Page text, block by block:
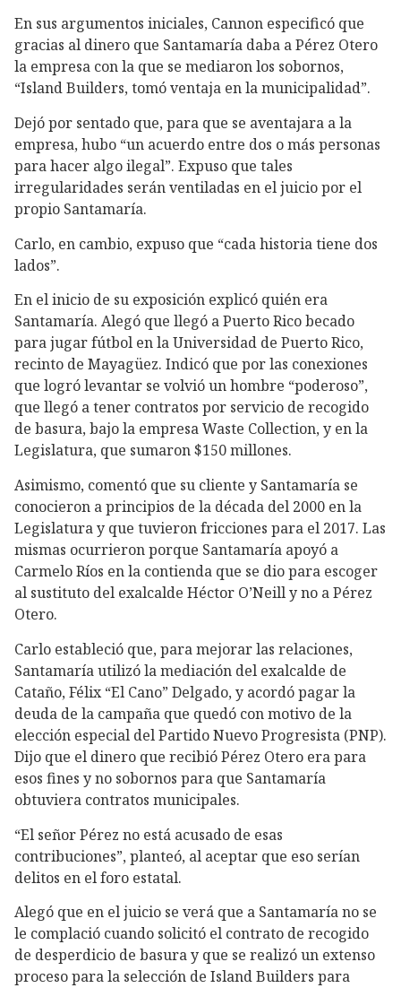
En sus argumentos iniciales, Cannon especificó que
gracias al dinero que Santamaría daba a Pérez Otero
la empresa con la que se mediaron los sobornos,
“Island Builders, tomó ventaja en la municipalidad”.
Dejó por sentado que, para que se aventajara a la
empresa, hubo “un acuerdo entre dos o más personas
para hacer algo ilegal”. Expuso que tales
irregularidades serán ventiladas en el juicio por el
propio Santamaría.
Carlo, en cambio, expuso que “cada historia tiene dos
lados”.
En el inicio de su exposición explicó quién era
Santamaría. Alegó que llegó a Puerto Rico becado
para jugar fútbol en la Universidad de Puerto Rico,
recinto de Mayagüez. Indicó que por las conexiones
que logró levantar se volvió un hombre “poderoso”,
que llegó a tener contratos por servicio de recogido
de basura, bajo la empresa Waste Collection, y en la
Legislatura, que sumaron $150 millones.
Asimismo, comentó que su cliente y Santamaría se
conocieron a principios de la década del 2000 en la
Legislatura y que tuvieron fricciones para el 2017. Las
mismas ocurrieron porque Santamaría apoyó a
Carmelo Ríos en la contienda que se dio para escoger
al sustituto del exalcalde Héctor O’Neill y no a Pérez
Otero.
Carlo estableció que, para mejorar las relaciones,
Santamaría utilizó la mediación del exalcalde de
Cataño, Félix “El Cano” Delgado, y acordó pagar la
deuda de la campaña que quedó con motivo de la
elección especial del Partido Nuevo Progresista (PNP).
Dijo que el dinero que recibió Pérez Otero era para
esos fines y no sobornos para que Santamaría
obtuviera contratos municipales.
“El señor Pérez no está acusado de esas
contribuciones”, planteó, al aceptar que eso serían
delitos en el foro estatal.
Alegó que en el juicio se verá que a Santamaría no se
le complació cuando solicitó el contrato de recogido
de desperdicio de basura y que se realizó un extenso
proceso para la selección de Island Builders para